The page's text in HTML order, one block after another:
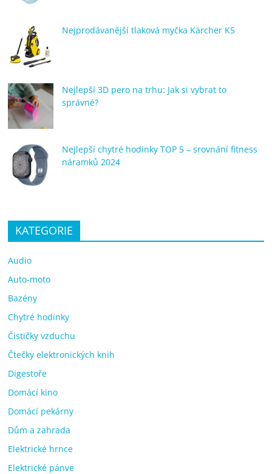
Nejprodávanější tlaková myčka Kärcher K5
Nejlepší 3D pero na trhu: Jak si vybrat to
správné?
Nejlepší chytré hodinky TOP 5 – srovnání fitness
náramků 2024
KATEGORIE
Audio
Auto-moto
Bazény
Chytré hodinky
Čističky vzduchu
Čtečky elektronických knih
Digestoře
Domácí kino
Domácí pekárny
Dům a zahrada
Elektrické hrnce
Elektrické pánve